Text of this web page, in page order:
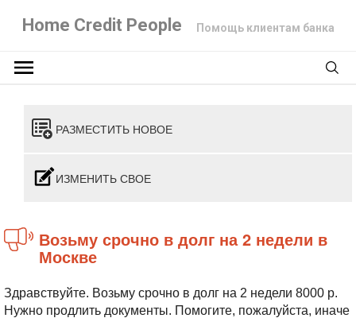
Home Credit People Помощь клиентам банка
РАЗМЕСТИТЬ НОВОЕ
ИЗМЕНИТЬ СВОЕ
Возьму срочно в долг на 2 недели в
Москве
Здравствуйте. Возьму срочно в долг на 2 недели 8000 р.
Нужно продлить документы. Помогите, пожалуйста, иначе